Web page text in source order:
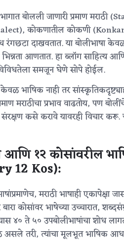
बोलली जाणारी प्रमाण
कोकणातील कोकणी
रंगछटा दाखवतात. या
आणतात. हा ब्लॉग साहित्य
समजून घेणे सोपे होईल.
भाषिक नाही तर
मराठीचा प्रभाव वाढतोय, पण
कसे करावे यावरही विचार करू.
आणि १२ कोसांवरील
12 Kos):
मराठी भाषाही एकापेक्षा
कोसांवर भाषेच्या उच्चारात,
४० ते ५० उपबोलीभाषांचा शोध
असले तरी, त्यांचा मूलभूत भाषिक